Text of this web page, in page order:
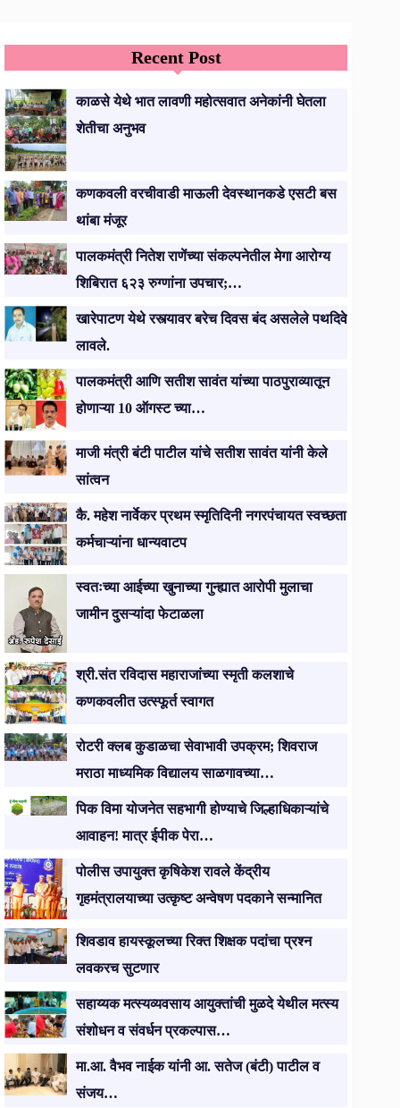
Recent Post
काळसे येथे भात लावणी महोत्सवात अनेकांनी घेतला
शेतीचा अनुभव
कणकवली वरचीवाडी माऊली देवस्थानकडे एसटी बस
थांबा मंजूर
पालकमंत्री नितेश राणेंच्या संकल्पनेतील मेगा आरोग्य
शिबिरात ६२३ रुग्णांना उपचार;…
खारेपाटण येथे रस्त्यावर बरेच दिवस बंद असलेले पथदिवे
लावले.
पालकमंत्री आणि सतीश सावंत यांच्या पाठपुराव्यातून
होणाऱ्या 10 ऑगस्ट च्या…
माजी मंत्री बंटी पाटील यांचे सतीश सावंत यांनी केले
सांत्वन
कै. महेश नार्वेकर प्रथम स्मृतिदिनी नगरपंचायत स्वच्छता
कर्मचाऱ्यांना धान्यवाटप
स्वतःच्या आईच्या खुनाच्या गुन्ह्यात आरोपी मुलाचा
जामीन दुसऱ्यांदा फेटाळला
श्री.संत रविदास महाराजांच्या स्मृती कलशाचे
कणकवलीत उत्स्फूर्त स्वागत
रोटरी क्लब कुडाळचा सेवाभावी उपक्रम; शिवराज
मराठा माध्यमिक विद्यालय साळगावच्या…
पिक विमा योजनेत सहभागी होण्याचे जिल्हाधिकाऱ्यांचे
आवाहन! मात्र ईपीक पेरा…
पोलीस उपायुक्त कृषिकेश रावले केंद्रीय
गृहमंत्रालयाच्या उत्कृष्ट अन्वेषण पदकाने सन्मानित
शिवडाव हायस्कूलच्या रिक्त शिक्षक पदांचा प्रश्न
लवकरच सुटणार
सहाय्यक मत्स्यव्यवसाय आयुक्तांची मुळदे येथील मत्स्य
संशोधन व संवर्धन प्रकल्पास…
मा.आ. वैभव नाईक यांनी आ. सतेज (बंटी) पाटील व
संजय…